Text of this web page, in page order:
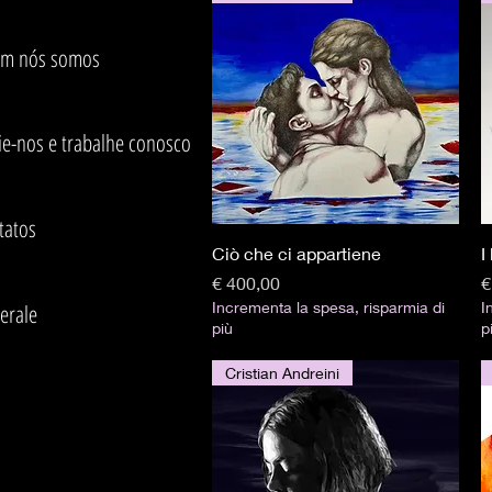
Visualização rápida
Ciò che ci appartiene
Preço
€ 400,00
Incrementa la spesa, risparmia di
più
I
Cristian Andreini
nós somos
nos e trabalhe conosco